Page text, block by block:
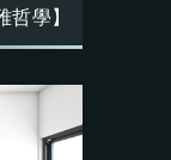
哲學】